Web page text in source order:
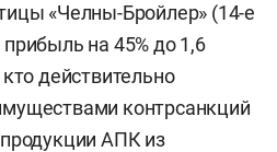
«Челны-Бройлер» (14-е
на 45% до 1,6
действительно
контрсанкций
АПК из